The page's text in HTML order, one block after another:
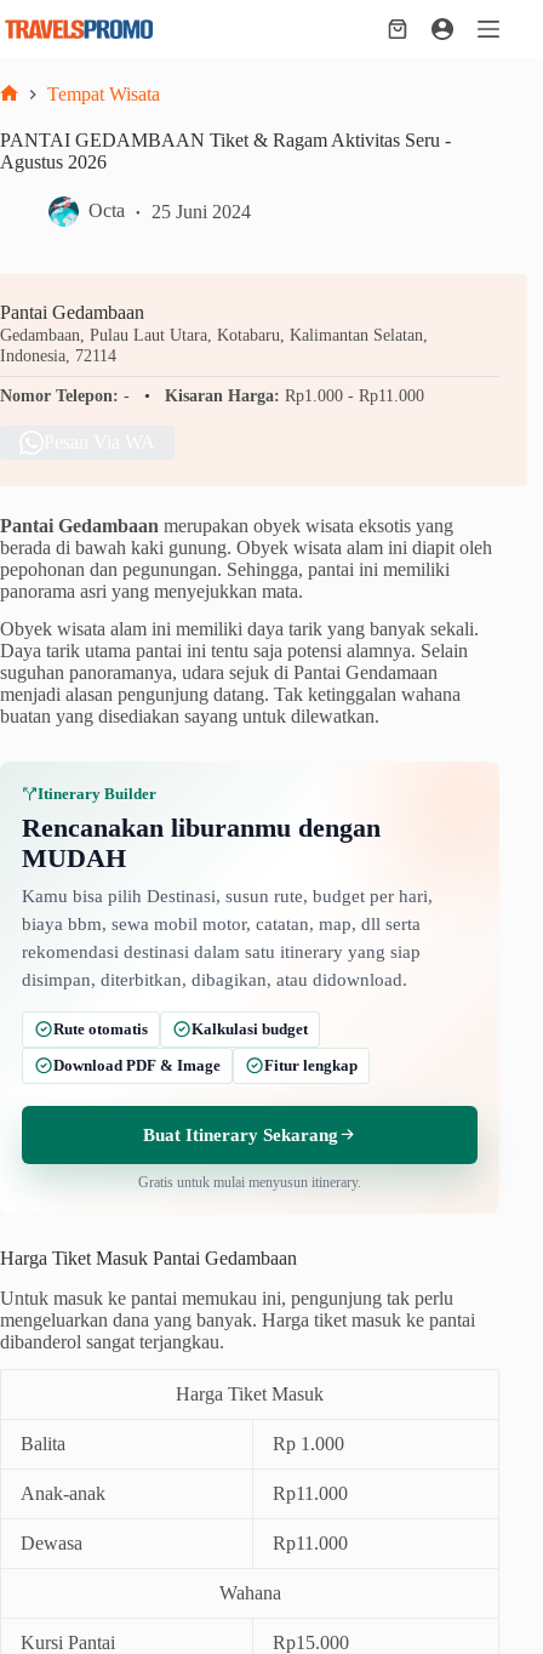
Shopping
Tempat Wisata
PANTAI GEDAMBAAN Tiket & Ragam Aktivitas Seru -
Agustus 2026
Octa 25 Juni 2024
Pantai Gedambaan
Gedambaan, Pulau Laut Utara, Kotabaru, Kalimantan Selatan,
Indonesia, 72114
Nomor Telepon: - Kisaran Harga: Rp1.000 - Rp11.000
Pantai Gedambaan merupakan obyek wisata eksotis yang
berada di bawah kaki gunung. Obyek wisata alam ini diapit oleh
pepohonan dan pegunungan. Sehingga, pantai ini memiliki
panorama asri yang menyejukkan mata.
Obyek wisata alam ini memiliki daya tarik yang banyak sekali.
Daya tarik utama pantai ini tentu saja potensi alamnya. Selain
suguhan panoramanya, udara sejuk di Pantai Gendamaan
menjadi alasan pengunjung datang. Tak ketinggalan wahana
buatan yang disediakan sayang untuk dilewatkan.
Itinerary Builder
Rencanakan liburanmu dengan
MUDAH
Kamu bisa pilih Destinasi, susun rute, budget per hari,
biaya bbm, sewa mobil motor, catatan, map, dll serta
rekomendasi destinasi dalam satu itinerary yang siap
disimpan, diterbitkan, dibagikan, atau didownload.
Rute otomatis
Kalkulasi budget
Download PDF & Image
Fitur lengkap
Buat Itinerary Sekarang
Gratis untuk mulai menyusun itinerary.
Harga Tiket Masuk Pantai Gedambaan
Untuk masuk ke pantai memukau ini, pengunjung tak perlu
mengeluarkan dana yang banyak. Harga tiket masuk ke pantai
dibanderol sangat terjangkau.
Harga Tiket Masuk
Balita Rp 1.000
Anak-anak Rp11.000
Dewasa Rp11.000
Wahana
Kursi Pantai Rp15.000